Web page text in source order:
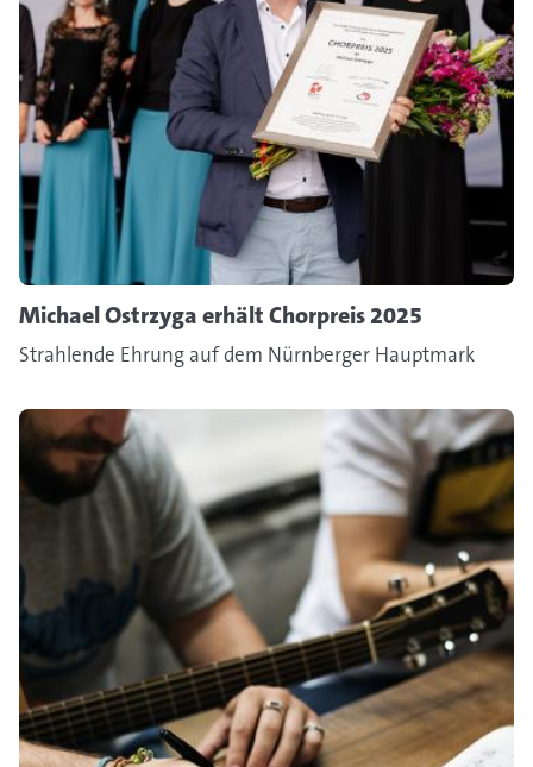
Michael Ostrzyga erhält Chorpreis 2025
Strahlende Ehrung auf dem Nürnberger Hauptmark